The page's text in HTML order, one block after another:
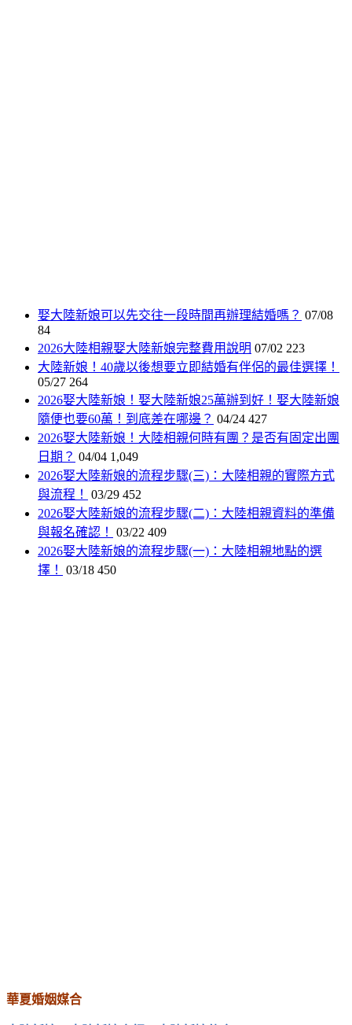
娶大陸新娘可以先交往一段時間再辦理結婚嗎？ 07/08
84
2026大陸相親娶大陸新娘完整費用說明 07/02 223
大陸新娘！40歲以後想要立即結婚有伴侶的最佳選擇！
05/27 264
2026娶大陸新娘！娶大陸新娘25萬辦到好！娶大陸新娘
隨便也要60萬！到底差在哪邊？ 04/24 427
2026娶大陸新娘！大陸相親何時有團？是否有固定出團
日期？ 04/04 1,049
2026娶大陸新娘的流程步驟(三)：大陸相親的實際方式
與流程！
03/29 452
2026娶大陸新娘的流程步驟(二)：大陸相親資料的準備
與報名確認！
03/22 409
2026娶大陸新娘的流程步驟(一)：大陸相親地點的選
擇！
03/18 450
華夏婚姻媒合